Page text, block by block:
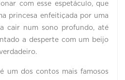
com esse espetáculo, que
princesa enfeitiçada por uma
cair num sono profundo, até
a desperte com um beijo
um dos contos mais famosos